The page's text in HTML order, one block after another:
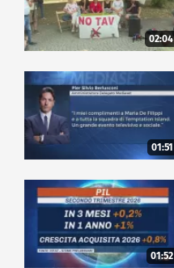
02:04
01:51
01:52